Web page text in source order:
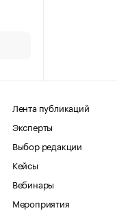
Лента публикаций
Эксперты
Выбор редакции
Кейсы
Вебинары
Мероприятия